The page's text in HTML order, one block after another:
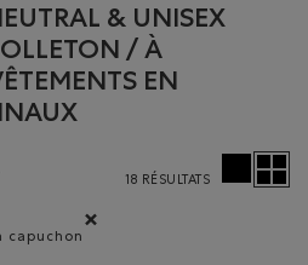
& UNISEX
/ À
EN
capuchon
18 RÉSULTATS